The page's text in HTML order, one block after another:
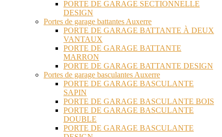
PORTE DE GARAGE SECTIONNELLE
DESIGN
Portes de garage battantes Auxerre
PORTE DE GARAGE BATTANTE À DEUX
VANTAUX
PORTE DE GARAGE BATTANTE
MARRON
PORTE DE GARAGE BATTANTE DESIGN
Portes de garage basculantes Auxerre
PORTE DE GARAGE BASCULANTE
SAPIN
PORTE DE GARAGE BASCULANTE BOIS
PORTE DE GARAGE BASCULANTE
DOUBLE
PORTE DE GARAGE BASCULANTE